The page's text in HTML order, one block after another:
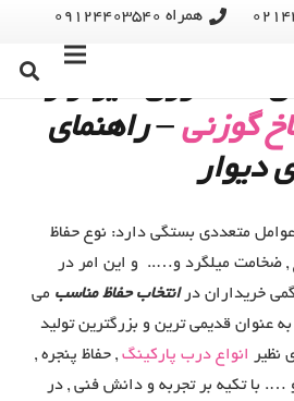
همراه 09124403540
انتخاب حفاظ شاخ
حفاظ روی دیوار و
گوزنی – راهنمای
دیوار
متعددی بستگی دارد: نوع حفاظ
, ضخامت میلگرد و….. و این امر در
خریداران درانتخاب حفاظ مناسب می
عنوان قدیمی ترین و بزرگترین تولید
نظیر
انواع درب پارکینگ , حفاظ پنجره ,
…. با تکیه بر تجربه و دانش فنی , در